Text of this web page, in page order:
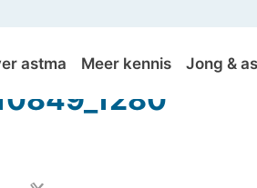
astma Meer kennis Jong &